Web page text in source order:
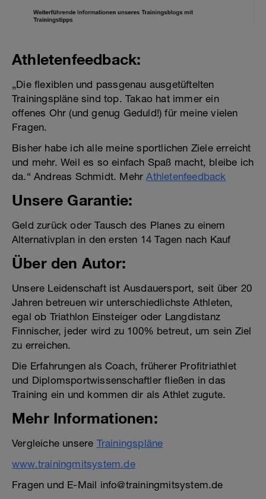
Athletenfeedback:
„Die flexiblen und passgenau ausgetüftelten
Trainingspläne sind top. Takao hat immer ein
offenes Ohr (und genug Geduld!) für meine vielen
Fragen.
Bisher habe ich alle meine sportlichen Ziele erreicht
und mehr. Weil es so einfach Spaß macht, bleibe ich
da.“ Andreas Schmidt. MehrAthletenfeedback
Unsere Garantie:
Geld zurück oder Tausch des Planes zu einem
Alternativplan in den ersten 14 Tagen nach Kauf
Über den Autor:
Unsere Leidenschaft ist Ausdauersport, seit über 20
Jahren betreuen wir unterschiedlichste Athleten,
egal ob Triathlon Einsteiger oder Langdistanz
Finnischer, jeder wird zu 100% betreut, um sein Ziel
zu erreichen.
Die Erfahrungen als Coach, früherer Profitriathlet
und Diplomsportwissenschaftler fließen in das
Training ein und kommen dir als Athlet zugute.
Mehr Informationen:
Vergleiche unsere Trainingspläne
www.trainingmitsystem.de
Fragen und E-Mail info@trainingmitsystem.de